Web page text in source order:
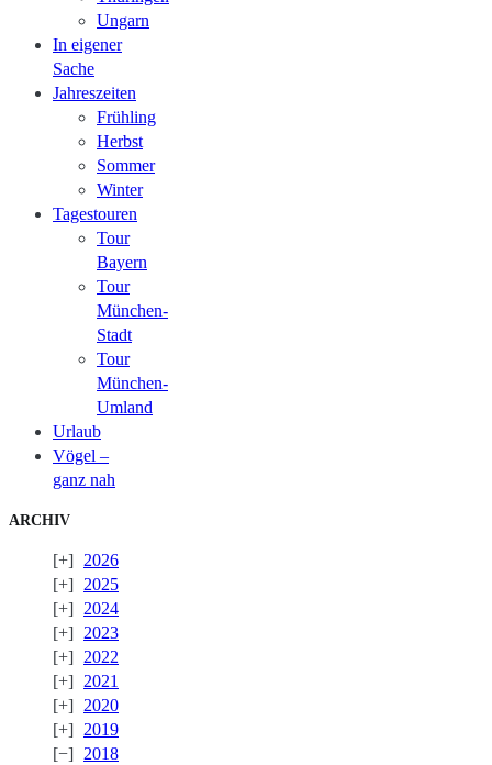
Ungarn
In eigener
Sache
Jahreszeiten
Frühling
Herbst
Sommer
Winter
Tagestouren
Tour
Bayern
Tour
München-
Stadt
Tour
München-
Umland
Urlaub
Vögel –
ganz nah
ARCHIV
2026
2025
2024
2023
2022
2021
2020
2019
2018